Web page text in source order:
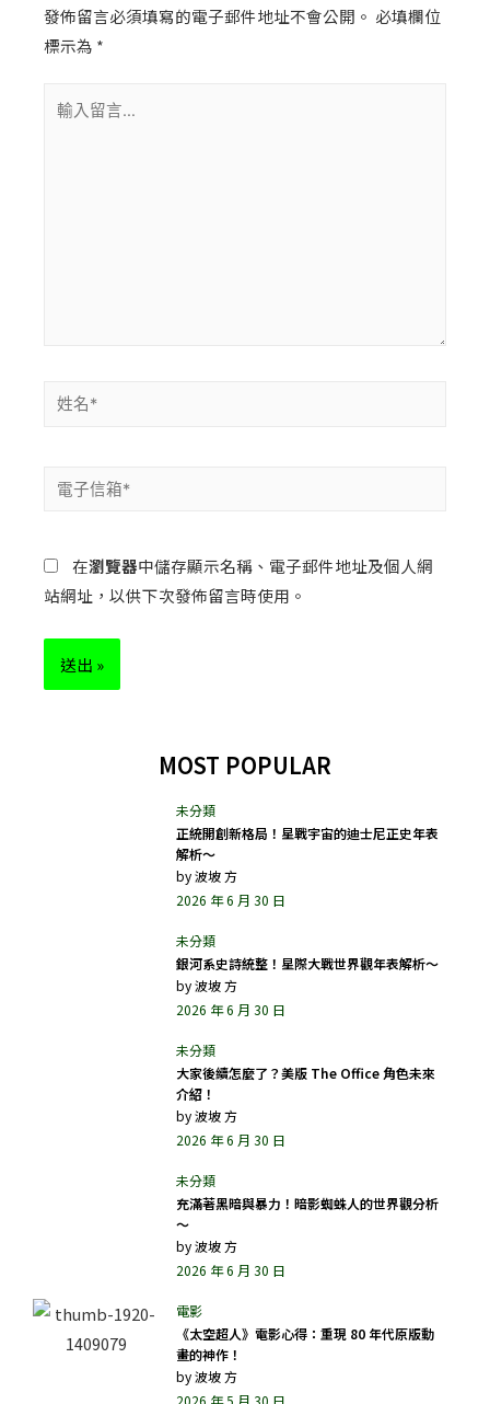
發佈留言必須填寫的電子郵件地址不會公開。 必填欄位
標示為 *
在瀏覽器中儲存顯示名稱、電子郵件地址及個人網
站網址，以供下次發佈留言時使用。
MOST POPULAR
正統開創新格局！星戰宇宙的迪士尼正史年表
解析～
by波坡 方
2026 年 6 月 30 日
銀河系史詩統整！星際大戰世界觀年表解析～
by波坡 方
2026 年 6 月 30 日
大家後續怎麼了？美版 The Office 角色未來
介紹！
by波坡 方
2026 年 6 月 30 日
充滿著黑暗與暴力！暗影蜘蛛人的世界觀分析
～
by波坡 方
2026 年 6 月 30 日
《太空超人》電影心得：重現 80 年代原版動
畫的神作！
by波坡 方
2026 年 5 月 30 日